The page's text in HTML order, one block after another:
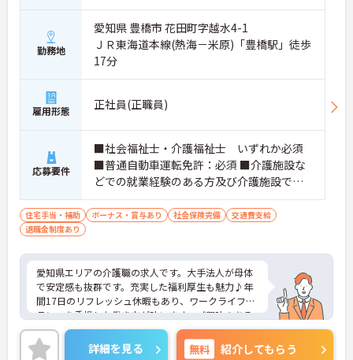
勤務地
愛知県 豊橋市 花田町字越水4-1
ＪＲ東海道本線(熱海－米原)「豊橋駅」徒歩
17分
雇用形態 正社員(正職員)
応募要件
■社会福祉士・介護福祉士 いずれか必須
■普通自動車運転免許：必須 ■介護施設な
どでの就業経験のある方及び介護施設での
夜勤経験が有る方
住宅手当・補助 ボーナス・賞与あり 社会保険完備
交通費支給
退職金制度あり
愛知県エリアの介護職の求人です。大手法人が母体
で安定感も抜群です。充実した福利厚生も魅力♪年
間17日のリフレッシュ休暇もあり、ワークライフバ
ランスを重視した働き方が叶います。ご興味のある
方には、面接対策ポイントなど、さらに詳細をお話
しいたしますのでお気軽にご相談ください！
詳細を見る 無料 紹介してもらう